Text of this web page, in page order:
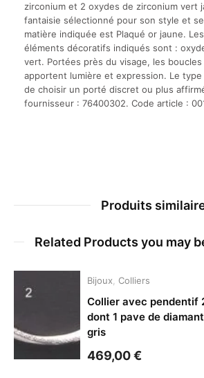
zirconium et 2 oxydes de zirconium vert
fantaisie sélectionné pour son style et
matière indiquée est Plaqué or jaune.
éléments décoratifs indiqués sont :
vert. Portées près du visage, les boucles
apportent lumière et expression. Le
de choisir un porté discret ou plus
fournisseur : 76400302. Code article :
Produits
Related Products you may
Bijoux Colliers
Collier avec pendentif
dont 1 pave de
gris
469,00€